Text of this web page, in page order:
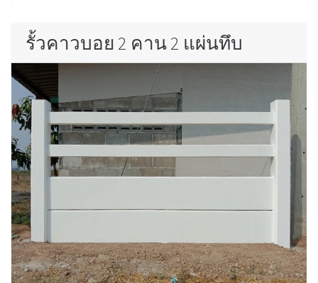
รั้วคาวบอย 2 คาน 2 แผ่นทึบ